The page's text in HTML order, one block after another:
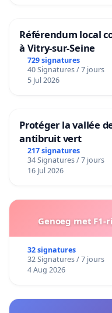
Référendum local
à Vitry-sur-Seine
729 signatures
40 Signatures / 7 jours
5 Jul 2026
Protéger la vallée
antibruit vert
217 signatures
34 Signatures / 7 jours
16 Jul 2026
Genoeg met
32 signatures
32 Signatures / 7 jours
4 Aug 2026